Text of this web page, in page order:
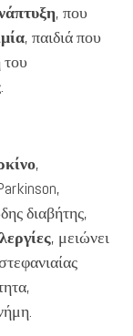
, που
, παιδιά που
του
,
διαβήτης,
, μειώνει